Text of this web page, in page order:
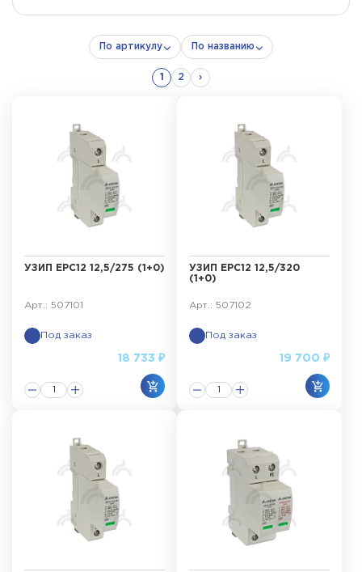
По артикулу По названию
1 2 ›
УЗИП ЕРС12 12,5/275 (1+0)
Арт.: 507101
Под заказ
18 733 ₽
УЗИП ЕРС12 12,5/320
(1+0)
Арт.: 507102
Под заказ
19 700 ₽